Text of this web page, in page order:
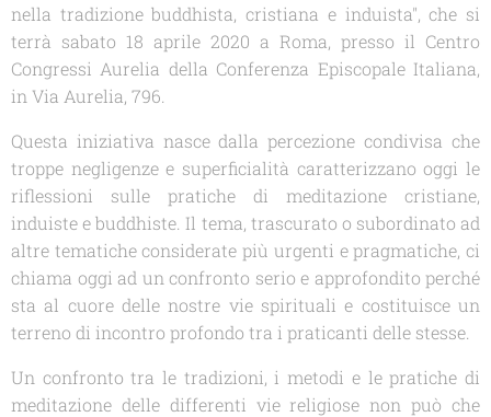
nella tradizione buddhista, cristiana e induista", che si
terrà sabato 18 aprile 2020 a Roma, presso il Centro
Congressi Aurelia della Conferenza Episcopale Italiana,
in Via Aurelia, 796.
Questa iniziativa nasce dalla percezione condivisa che
troppe negligenze e superficialità caratterizzano oggi le
riflessioni sulle pratiche di meditazione cristiane,
induiste e buddhiste. Il tema, trascurato o subordinato ad
altre tematiche considerate più urgenti e pragmatiche, ci
chiama oggi ad un confronto serio e approfondito perché
sta al cuore delle nostre vie spirituali e costituisce un
terreno di incontro profondo tra i praticanti delle stesse.
Un confronto tra le tradizioni, i metodi e le pratiche di
meditazione delle differenti vie religiose non può che